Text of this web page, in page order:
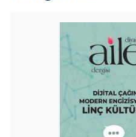
Osmaniye Müftülüğü
Rize Müftülüğü
Sakarya Müftülüğü
Samsun Müftülüğü